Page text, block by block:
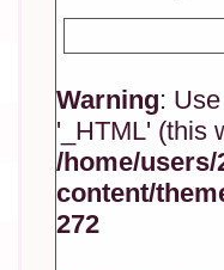
Warning:
'_HTML' (this
/home/
content/
272